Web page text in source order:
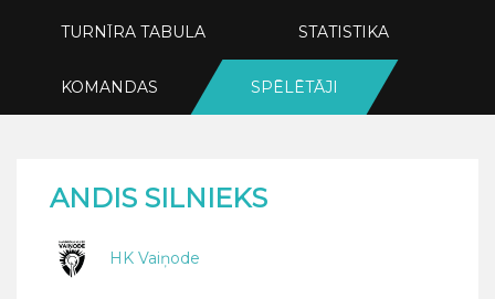
TURNĪRA TABULA STATISTIKA
KOMANDAS SPĒLĒTĀJI
ANDIS SILNIEKS
HK Vaiņode